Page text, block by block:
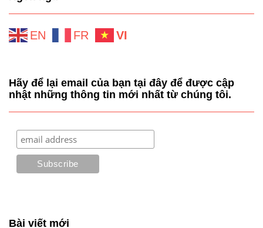
EN FR VI
Hãy để lại email của bạn tại đây để được cập
nhật những thông tin mới nhất từ chúng tôi.
Bài viết mới